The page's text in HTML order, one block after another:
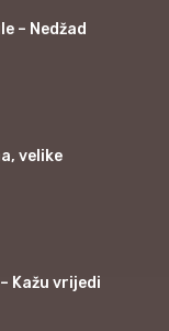
– Nedžad
velike
Kažu vrijedi